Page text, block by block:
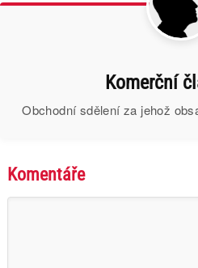
Komerční
Obchodní sdělení za jehož
Komentáře